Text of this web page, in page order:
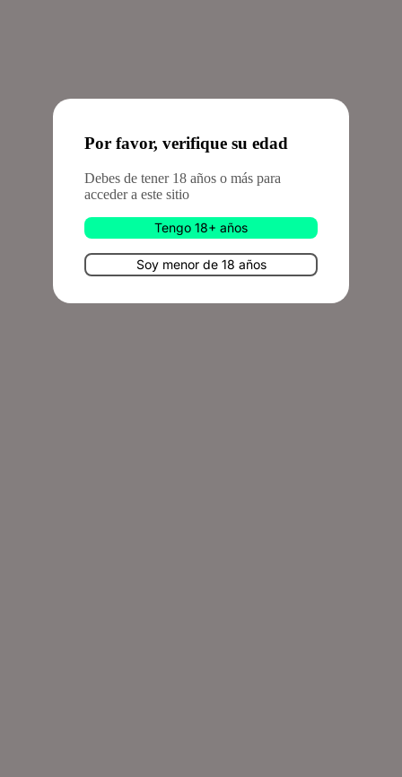
Por favor, verifique su edad
Debes de tener 18 años o más para
acceder a este sitio
Tengo 18+ años
Soy menor de 18 años